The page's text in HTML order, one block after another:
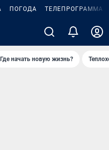
ПОГОДА ТЕЛЕПРОГРАММА
Где начать новую жизнь?